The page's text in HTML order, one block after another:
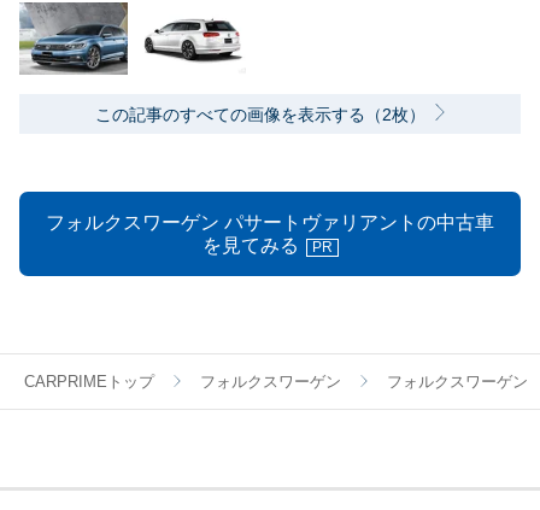
この記事のすべての画像を表示する（2枚）
フォルクスワーゲン パサートヴァリアントの中古車
を見てみる
PR
CARPRIMEトップ フォルクスワーゲン フォルクスワーゲン